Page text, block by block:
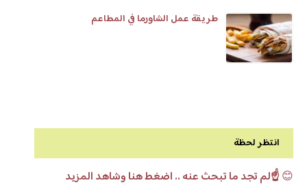
طريقة عمل الشاورما في المطاعم
انتظر لحظة
😊☝️لم تجد ما تبحث عنه .. اضغط هنا وشاهد المزيد